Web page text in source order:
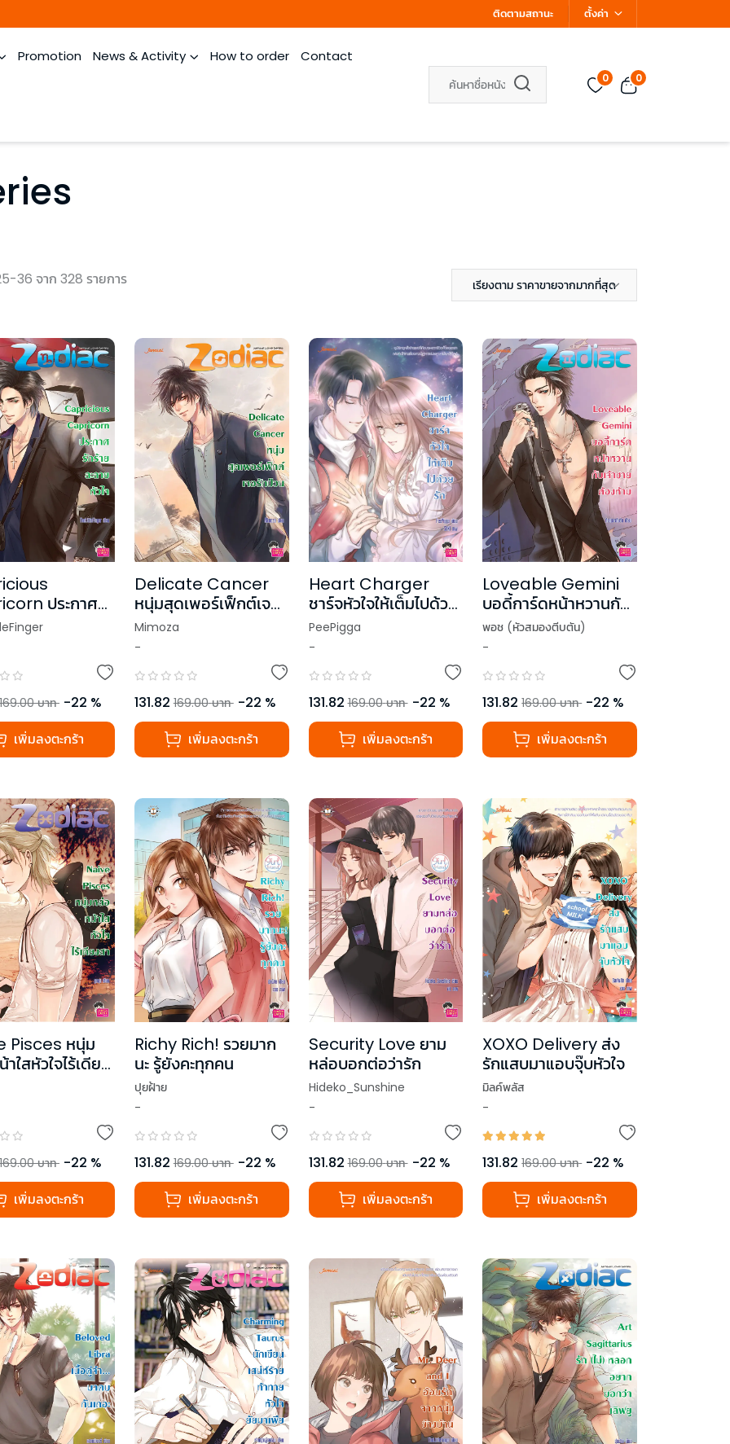
ติดตามสถานะ ตั้งค่า
Promotion News & Activity How to order Contact
0 0
36 จาก 328 รายการ เรียงตาม ราคาขายจากมากที่สุด
ประกาศ
ะลายหัวใจ ชุด
of Zodiac
169.00 บาท -22 %
เพิ่มลงตะกร้า
Delicate Cancer
หนุ่มสุดเพอร์เฟ็กต์เจอ
รักป่วน
Mimoza
-
131.82 169.00 บาท -22 %
เพิ่มลงตะกร้า
Heart Charger
ชาร์จหัวใจให้เต็มไปด้วย
รัก
PeePigga
-
131.82 169.00 บาท -22 %
เพิ่มลงตะกร้า
Loveable Gemini
บอดี้การ์ดหน้าหวานกับ
เจ้าชายต้องห้าม ชุด
Prince of Zodiac
พอช (หัวสมองตีบตัน)
-
131.82 169.00 บาท -22 %
เพิ่มลงตะกร้า
Pisces หนุ่ม
ใสหัวใจไร้เดียง
of
169.00 บาท -22 %
เพิ่มลงตะกร้า
Richy Rich! รวยมาก
นะ รู้ยังคะทุกคน
ปุยฝ้าย
-
131.82 169.00 บาท -22 %
เพิ่มลงตะกร้า
Security Love ยาม
หล่อบอกต่อว่ารัก
Hideko_Sunshine
-
131.82 169.00 บาท -22 %
เพิ่มลงตะกร้า
XOXO Delivery ส่ง
รักแสบมาแอบจุ๊บหัวใจ
มิลค์พลัส
-
131.82 169.00 บาท -22 %
เพิ่มลงตะกร้า